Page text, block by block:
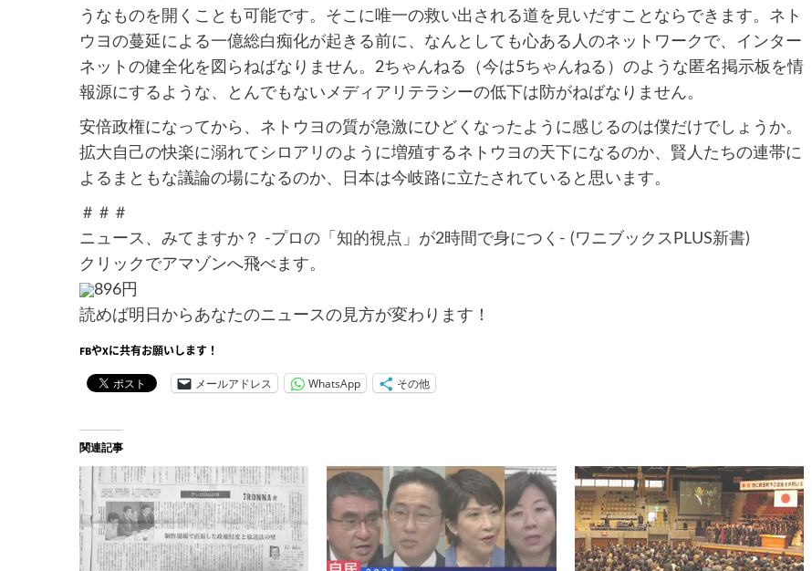
うなものを開くことも可能です。そこに唯一の救い出される道を見いだすことならできます。ネト
ウヨの蔓延による一億総白痴化が起きる前に、なんとしても心ある人のネットワークで、インター
ネットの健全化を図らねばなりません。2ちゃんねる（今は5ちゃんねる）のような匿名掲示板を情
報源にするような、とんでもないメディアリテラシーの低下は防がねばなりません。
安倍政権になってから、ネトウヨの質が急激にひどくなったように感じるのは僕だけでしょうか。
拡大自己の快楽に溺れてシロアリのように増殖するネトウヨの天下になるのか、賢人たちの連帯に
よるまともな議論の場になるのか、日本は今岐路に立たされていると思います。
＃＃＃
ニュース、みてますか？ -プロの「知的視点」が2時間で身につく- (ワニブックスPLUS新書)
クリックでアマゾンへ飛べます。
896円
読めば明日からあなたのニュースの見方が変わります！
FBやXに共有お願いします！
メールアドレス WhatsApp その他
関連記事